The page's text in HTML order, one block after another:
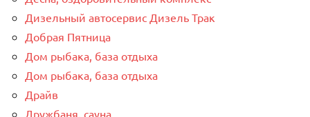
Дизельный автосервис Дизель Трак
Добрая Пятница
Дом рыбака, база отдыха
Дом рыбака, база отдыха
Драйв
Дружбаня, сауна